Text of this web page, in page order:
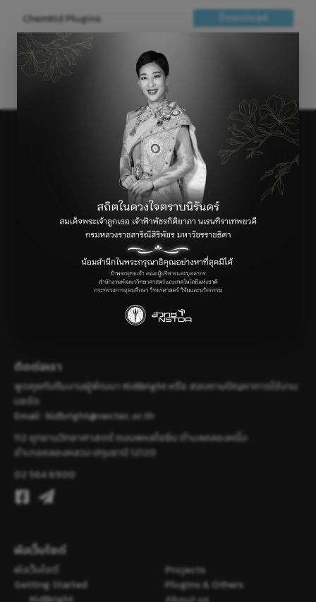
ChemKid Plugins Download
←Previous เรื่อง
ติดต่อเรา
พูดคุยกับทีมงานผู้พัฒนา KidBright หรือ สอบถามปัญหาการใช้งาน
บอร์ด
Email : kidbright@nectec.or.th
112 อุทยานวิทยาศาสตร์ ถนนพหลโยธิน ตำบลคลองหนึ่ง
อำเภอคลองหลวง ปทุมธานี 12120
02 564 6900
ผังเว็บไซต์
ผังเว็บไซต์
Getting Started
Projects
Plugins & Others